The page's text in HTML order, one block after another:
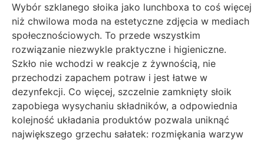
Wybór szklanego słoika jako lunchboxa to coś więcej
niż chwilowa moda na estetyczne zdjęcia w mediach
społecznościowych. To przede wszystkim
rozwiązanie niezwykle praktyczne i higieniczne.
Szkło nie wchodzi w reakcje z żywnością, nie
przechodzi zapachem potraw i jest łatwe w
dezynfekcji. Co więcej, szczelnie zamknięty słoik
zapobiega wysychaniu składników, a odpowiednia
kolejność układania produktów pozwala uniknąć
największego grzechu sałatek: rozmiękania warzyw